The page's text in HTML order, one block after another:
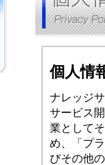
個人情
ナレッジ
サービス
業として
め、「プ
びその他